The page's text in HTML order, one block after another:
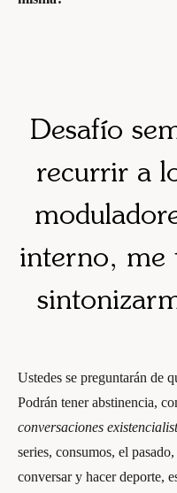
Desafío
recurrir a
interno, me
Ustedes se preguntarán de
Podrán tener abstinencia,
conversaciones
series, consumos, el
conversar y hacer deporte,